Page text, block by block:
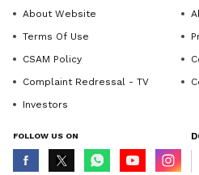
About Website
Terms Of Use
CSAM Policy
Complaint Redressal - TV
Investors
FOLLOW US ON